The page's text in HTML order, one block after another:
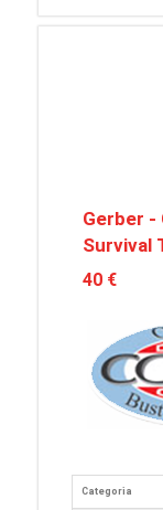
Gerber -
Survival
40 €
Categoria